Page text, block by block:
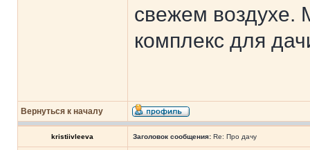
свежем воздухе.
комплекс для
Вернуться к началу
kristiivleeva Заголовок сообщения: Re: Про дачу